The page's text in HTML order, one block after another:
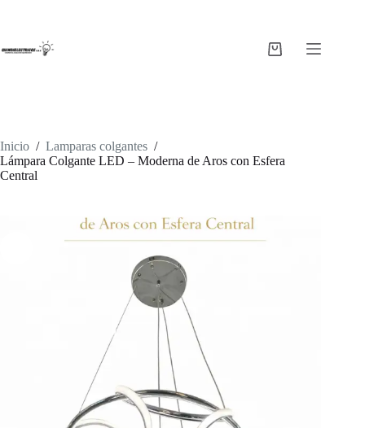
Carro
Inicio / Lamparas colgantes /
Lámpara Colgante LED – Moderna de Aros con Esfera
Central